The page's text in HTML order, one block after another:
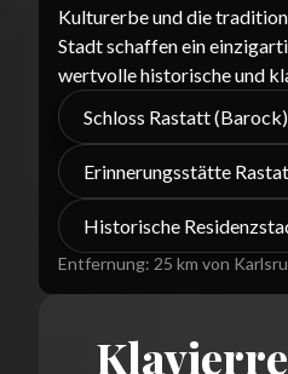
Kulturerbe und die
Stadt schaffen ein
wertvolle historische und
Schloss Rastatt (Barock)
Erinnerungsstätte
Historische
Entfernung: 25 km von